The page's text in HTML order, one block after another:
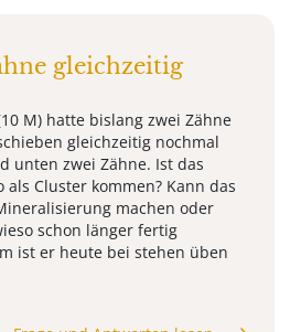
gleichzeitig
M) hatte bislang zwei Zähne
gleichzeitig nochmal
unten zwei Zähne. Ist das
als Cluster kommen? Kann das
machen oder
schon länger fertig
ist er heute bei stehen üben